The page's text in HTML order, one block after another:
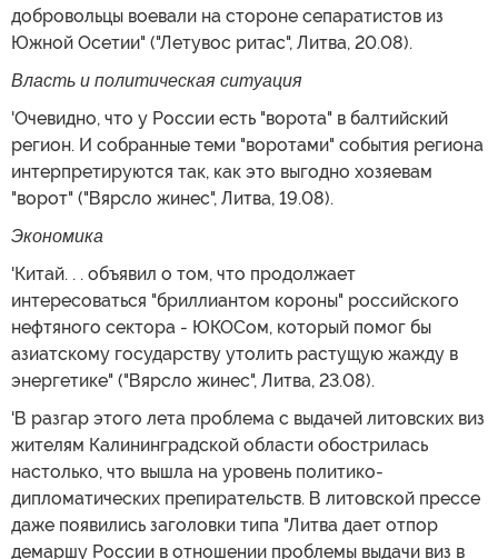
добровольцы воевали на стороне сепаратистов из
Южной Осетии" ("Летувос ритас", Литва, 20.08).
Власть и политическая ситуация
'Очевидно, что у России есть "ворота" в балтийский
регион. И собранные теми "воротами" события региона
интерпретируются так, как это выгодно хозяевам
"ворот" ("Вярсло жинес", Литва, 19.08).
Экономика
'Китай. . . объявил о том, что продолжает
интересоваться "бриллиантом короны" российского
нефтяного сектора - ЮКОСом, который помог бы
азиатскому государству утолить растущую жажду в
энергетике" ("Вярсло жинес", Литва, 23.08).
'В разгар этого лета проблема с выдачей литовских виз
жителям Калининградской области обострилась
настолько, что вышла на уровень политико-
дипломатических препирательств. В литовской прессе
даже появились заголовки типа "Литва дает отпор
демаршу России в отношении проблемы выдачи виз в